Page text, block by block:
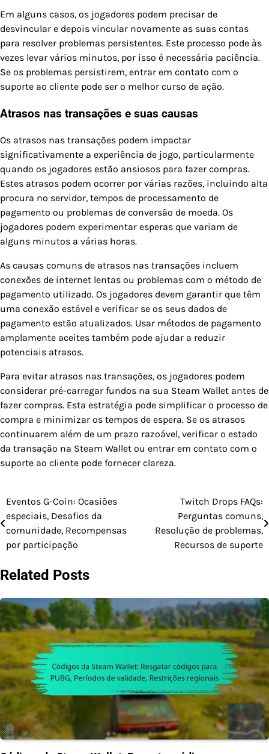
Em alguns casos, os jogadores podem precisar de
desvincular e depois vincular novamente as suas contas
para resolver problemas persistentes. Este processo pode às
vezes levar vários minutos, por isso é necessária paciência.
Se os problemas persistirem, entrar em contato com o
suporte ao cliente pode ser o melhor curso de ação.
Atrasos nas transações e suas causas
Os atrasos nas transações podem impactar
significativamente a experiência de jogo, particularmente
quando os jogadores estão ansiosos para fazer compras.
Estes atrasos podem ocorrer por várias razões, incluindo alta
procura no servidor, tempos de processamento de
pagamento ou problemas de conversão de moeda. Os
jogadores podem experimentar esperas que variam de
alguns minutos a várias horas.
As causas comuns de atrasos nas transações incluem
conexões de internet lentas ou problemas com o método de
pagamento utilizado. Os jogadores devem garantir que têm
uma conexão estável e verificar se os seus dados de
pagamento estão atualizados. Usar métodos de pagamento
amplamente aceites também pode ajudar a reduzir
potenciais atrasos.
Para evitar atrasos nas transações, os jogadores podem
considerar pré-carregar fundos na sua Steam Wallet antes de
fazer compras. Esta estratégia pode simplificar o processo de
compra e minimizar os tempos de espera. Se os atrasos
continuarem além de um prazo razoável, verificar o estado
da transação na Steam Wallet ou entrar em contato com o
suporte ao cliente pode fornecer clareza.
Post
navigation
Eventos G-Coin: Ocasiões
especiais, Desafios da
comunidade, Recompensas
por participação
Twitch Drops FAQs:
Perguntas comuns,
Resolução de problemas,
Recursos de suporte
Related Posts